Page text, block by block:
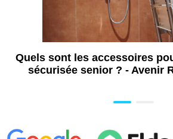
Construction de piscine à
Installation de système de
à Marseille (13)
Pose de volet piscine à
Quels sont les accessoires
sécurisée senior ? - Avenir